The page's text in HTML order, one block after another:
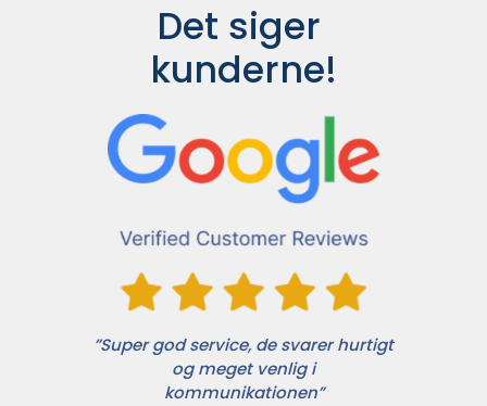
Det siger
kunderne!
”Super god service, de svarer hurtigt
og meget venlig i
kommunikationen”